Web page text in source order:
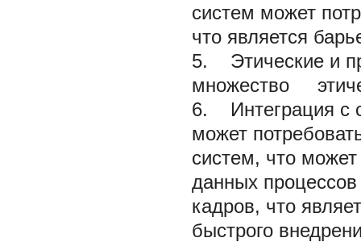
систем может
что является
5. Этические и
множество
6. Интеграция с
может
систем, что может
данных процессов
кадров, что
быстрого